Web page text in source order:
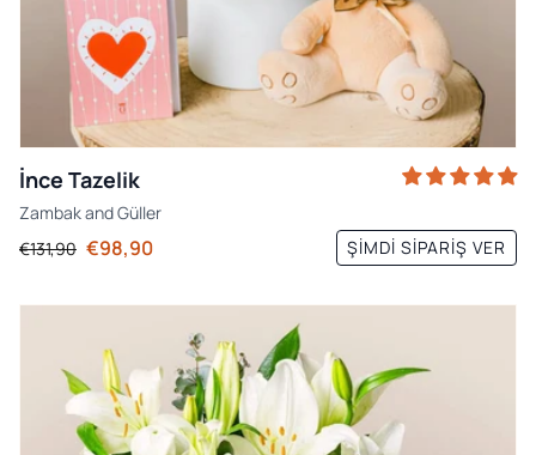
İnce Tazelik
ZambakandGüller
€131,90 €98,90 ŞIMDI SIPARIŞ VER